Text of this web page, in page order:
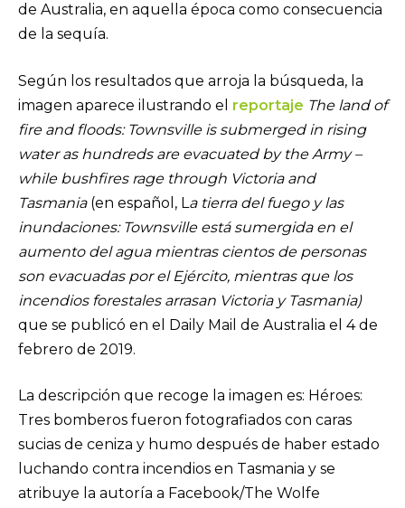
de Australia, en aquella época como consecuencia
de la sequía.
Según los resultados que arroja la búsqueda, la
imagen aparece ilustrando el reportaje The land of
fire and floods: Townsville is submerged in rising
water as hundreds are evacuated by the Army –
while bushfires rage through Victoria and
Tasmania(en español, L a tierra del fuego y las
inundaciones: Townsville está sumergida en el
aumento del agua mientras cientos de personas
son evacuadas por el Ejército, mientras que los
incendios forestales arrasan Victoria y Tasmania)
que se publicó en el Daily Mail de Australia el 4 de
febrero de 2019.
La descripción que recoge la imagen es: Héroes:
Tres bomberos fueron fotografiados con caras
sucias de ceniza y humo después de haber estado
luchando contra incendios en Tasmania y se
atribuye la autoría a Facebook/The Wolfe